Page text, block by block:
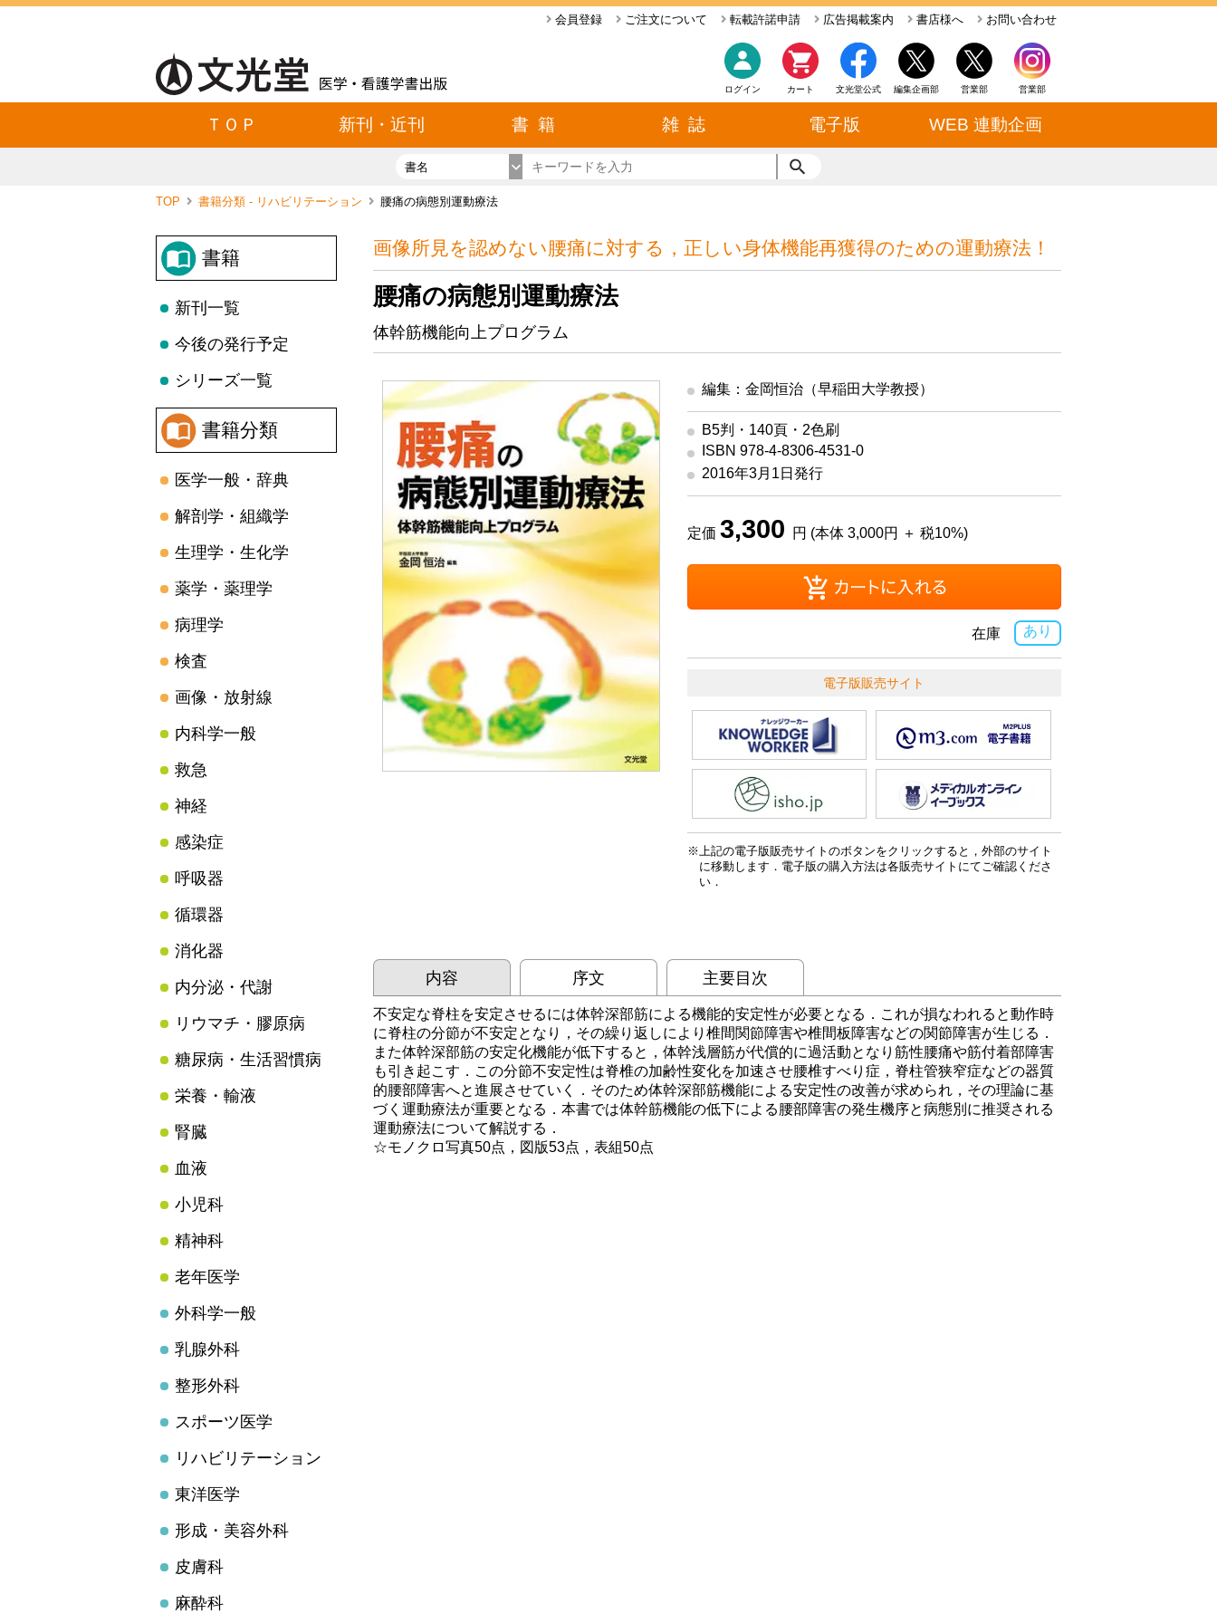
お問い合わせ
書店様へ
広告掲載案内
転載許諾申請
ご注文について
会員登録
営業部
営業部
編集企画部
文光堂公式
カート
ログイン
ＴＯＰ 新刊・近刊 書 籍 雑 誌 電子版 WEB 連動企画
書名
TOP 書籍分類 - リハビリテーション 腰痛の病態別運動療法
書籍
新刊一覧
今後の発行予定
シリーズ一覧
書籍分類
医学一般・辞典
解剖学・組織学
生理学・生化学
薬学・薬理学
病理学
検査
画像・放射線
内科学一般
救急
神経
感染症
呼吸器
循環器
消化器
内分泌・代謝
リウマチ・膠原病
糖尿病・生活習慣病
栄養・輸液
腎臓
血液
小児科
精神科
老年医学
外科学一般
乳腺外科
整形外科
スポーツ医学
リハビリテーション
東洋医学
形成・美容外科
皮膚科
麻酔科
画像所見を認めない腰痛に対する，正しい身体機能再獲得のための運動療法！
腰痛の病態別運動療法
体幹筋機能向上プログラム
編集：金岡恒治（早稲田大学教授）
B5判・140頁・2色刷
ISBN 978-4-8306-4531-0
2016年3月1日発行
定価 3,300 円 (本体 3,000円 ＋ 税10%)
あり
在庫
電子版販売サイト
上記の電子版販売サイトのボタンをクリックすると，外部のサイト
に移動します．電子版の購入方法は各販売サイトにてご確認くださ
い．
内容 序文 主要目次
不安定な脊柱を安定させるには体幹深部筋による機能的安定性が必要となる．これが損なわれると動作時
に脊柱の分節が不安定となり，その繰り返しにより椎間関節障害や椎間板障害などの関節障害が生じる．
また体幹深部筋の安定化機能が低下すると，体幹浅層筋が代償的に過活動となり筋性腰痛や筋付着部障害
も引き起こす．この分節不安定性は脊椎の加齢性変化を加速させ腰椎すべり症，脊柱管狭窄症などの器質
的腰部障害へと進展させていく．そのため体幹深部筋機能による安定性の改善が求められ，その理論に基
づく運動療法が重要となる．本書では体幹筋機能の低下による腰部障害の発生機序と病態別に推奨される
運動療法について解説する．
☆モノクロ写真50点，図版53点，表組50点